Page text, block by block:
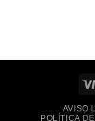
AVISO
POLÍTICA